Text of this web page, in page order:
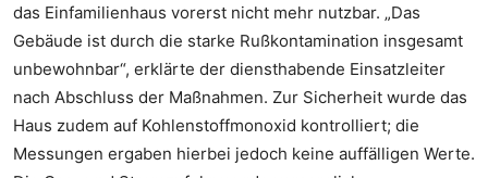
Foto: FW-EN
Foto: FW-EN
das Einfamilienhaus vorerst nicht mehr nutzbar. „Das
Gebäude ist durch die starke Rußkontamination insgesamt
unbewohnbar“, erklärte der diensthabende Einsatzleiter
nach Abschluss der Maßnahmen. Zur Sicherheit wurde das
Haus zudem auf Kohlenstoffmonoxid kontrolliert; die
Messungen ergaben hierbei jedoch keine auffälligen Werte.